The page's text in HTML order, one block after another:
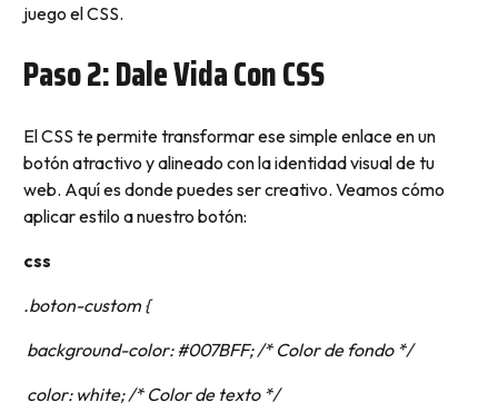
juego el CSS.
Paso 2: Dale Vida Con CSS
El CSS te permite transformar ese simple enlace en un
botón atractivo y alineado con la identidad visual de tu
web. Aquí es donde puedes ser creativo. Veamos cómo
aplicar estilo a nuestro botón:
css
.boton-custom {
background-color: #007BFF; /* Color de fondo */
color: white; /* Color de texto */